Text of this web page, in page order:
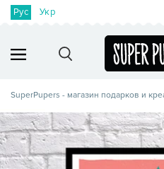
Рус Укр
SuperPupers - магазин подарков и